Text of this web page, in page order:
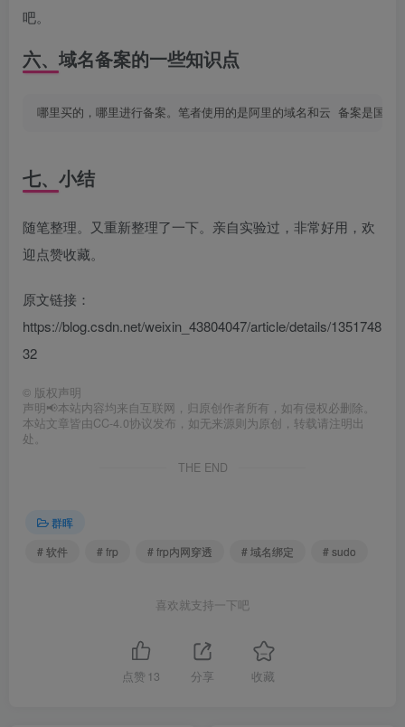
吧。
六、域名备案的一些知识点
哪里买的，哪里进行备案。笔者使用的是阿里的域名和云 备案是国内
七、小结
随笔整理。又重新整理了一下。亲自实验过，非常好用，欢
迎点赞收藏。
原文链接：
https://blog.csdn.net/weixin_43804047/article/details/1351748
32
© 版权声明
声明📢本站内容均来自互联网，归原创作者所有，如有侵权必删除。
本站文章皆由CC-4.0协议发布，如无来源则为原创，转载请注明出
处。
THE END
群晖
# 软件
# frp # frp内网穿透 # 域名绑定 # sudo
喜欢就支持一下吧
点赞 13 分享 收藏